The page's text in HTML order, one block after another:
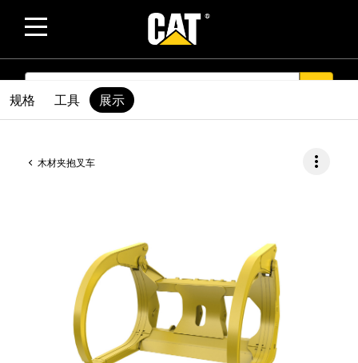
SEARCH
木材夹抱叉车 more_vert
规格 工具 展示